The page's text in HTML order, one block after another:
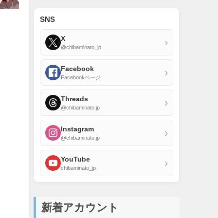
SNS
X
@chibaminato_jp ›
Facebook
Facebookページ ›
Threads
@chibaminato.jp ›
Instagram
@chibaminato.jp ›
YouTube
chibaminato_jp ›
新着アカウント